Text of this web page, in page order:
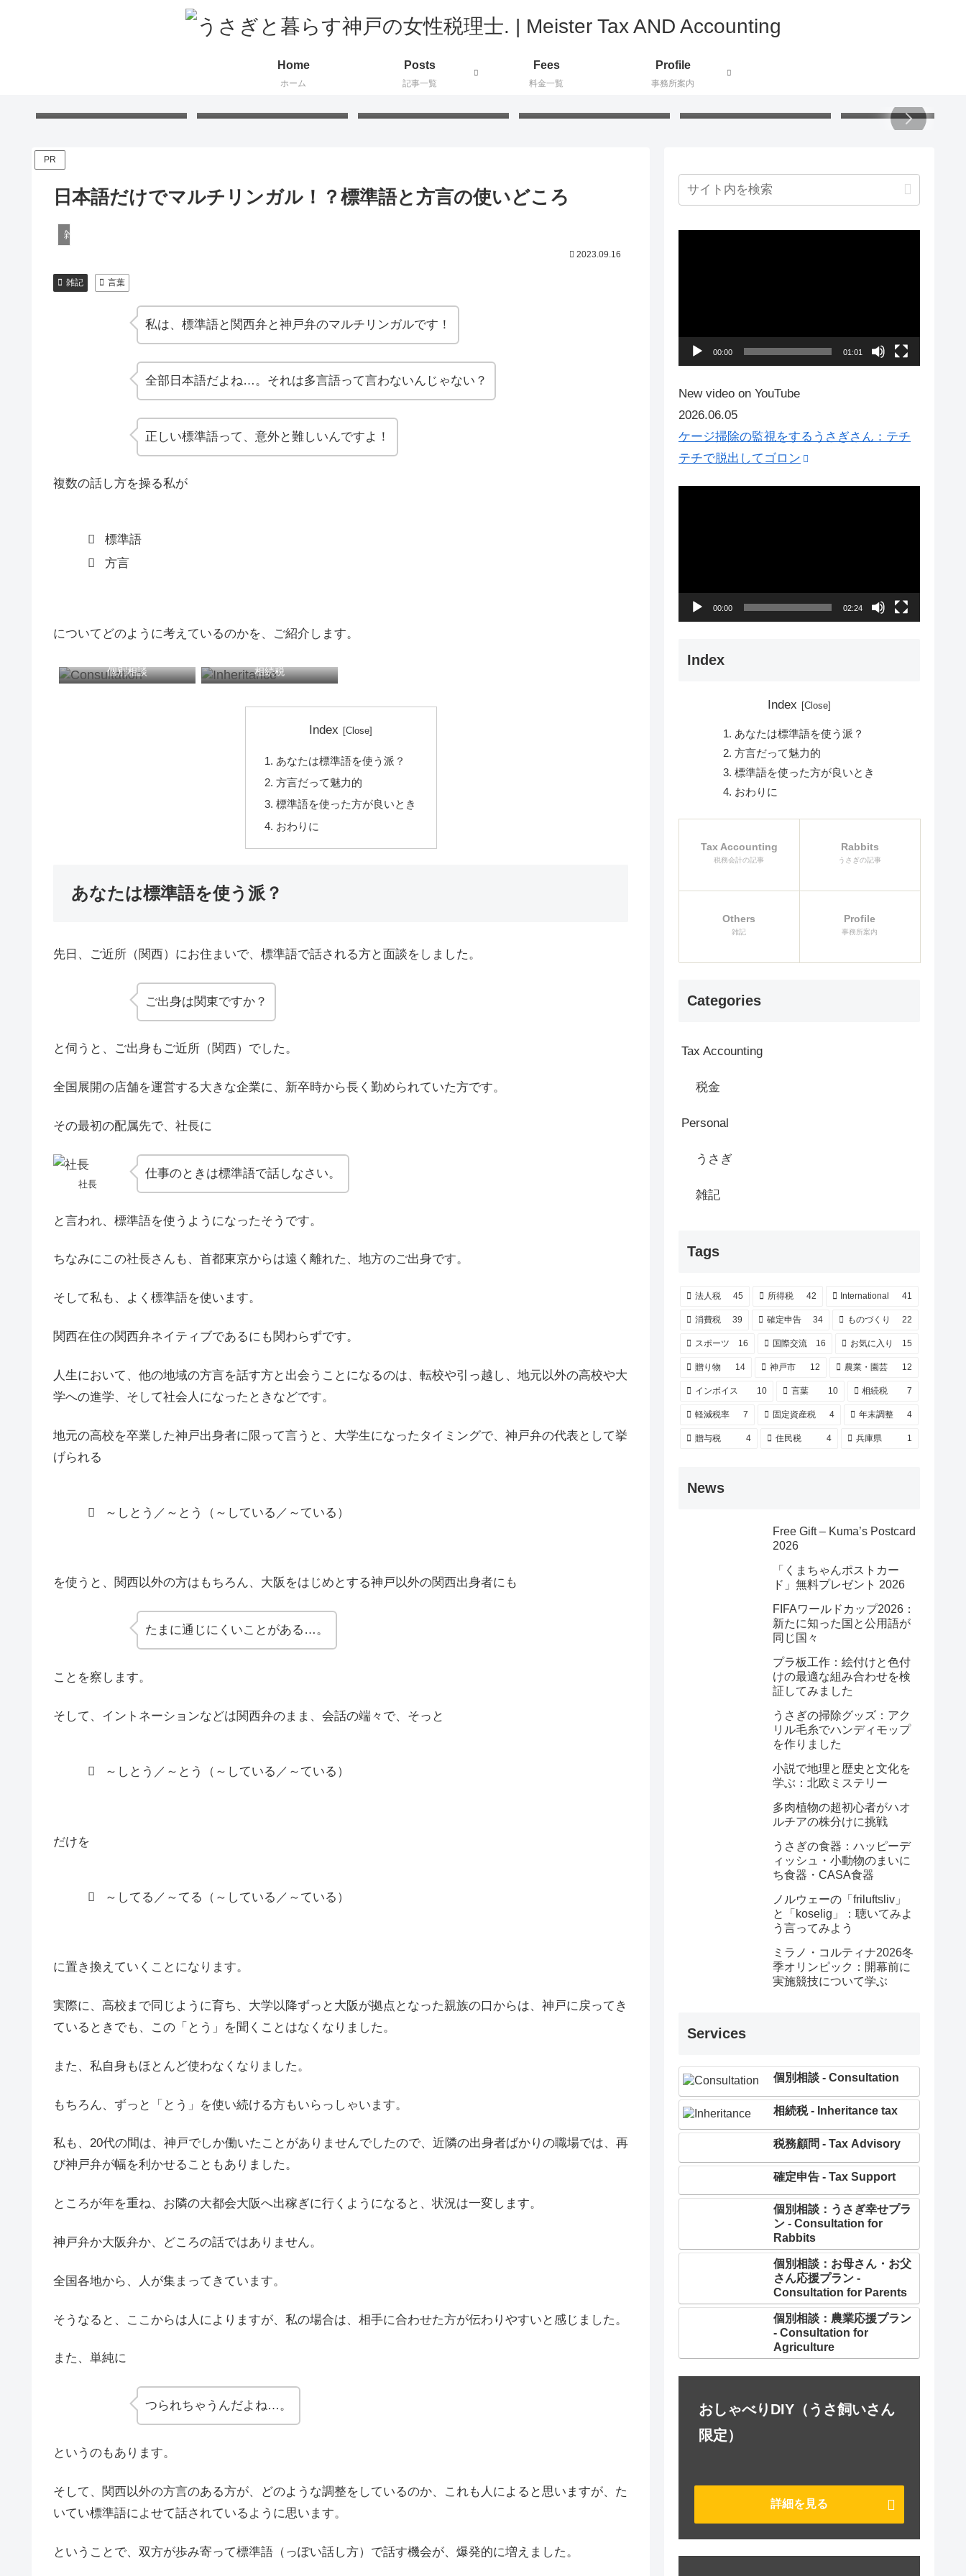
Home
ホーム
Posts
記事一覧
Fees
料金一覧
Profile
事務所案内
「くまちゃんポストカード」
FIFAワールドカップ2026：
じ国々
プラ板工作：絵付けと色付け
てみました
うさぎの掃除グッズ：アクリ
りました
PR
日本語だけでマルチリンガル！？標準語と方言の使いどころ
雑記
2023.09.16
雑記 言葉
私は、標準語と関西弁と神戸弁のマルチリンガルです！
全部日本語だよね…。それは多言語って言わないんじゃない？
正しい標準語って、意外と難しいんですよ！
複数の話し方を操る私が
標準語
方言
についてどのように考えているのかを、ご紹介します。
個別相談 相続税
Index
あなたは標準語を使う派？
方言だって魅力的
標準語を使った方が良いとき
おわりに
あなたは標準語を使う派？
先日、ご近所（関西）にお住まいで、標準語で話される方と面談をしました。
ご出身は関東ですか？
と伺うと、ご出身もご近所（関西）でした。
全国展開の店舗を運営する大きな企業に、新卒時から長く勤められていた方です。
その最初の配属先で、社長に
社長
仕事のときは標準語で話しなさい。
と言われ、標準語を使うようになったそうです。
ちなみにこの社長さんも、首都東京からは遠く離れた、地方のご出身です。
そして私も、よく標準語を使います。
関西在住の関西弁ネイティブであるにも関わらずです。
人生において、他の地域の方言を話す方と出会うことになるのは、転校や引っ越し、地元以外の高校や大
学への進学、そして社会人になったときなどです。
地元の高校を卒業した神戸出身者に限って言うと、大学生になったタイミングで、神戸弁の代表として挙
げられる
～しとう／～とう（～している／～ている）
を使うと、関西以外の方はもちろん、大阪をはじめとする神戸以外の関西出身者にも
たまに通じにくいことがある…。
ことを察します。
そして、イントネーションなどは関西弁のまま、会話の端々で、そっと
～しとう／～とう（～している／～ている）
だけを
～してる／～てる（～している／～ている）
に置き換えていくことになります。
実際に、高校まで同じように育ち、大学以降ずっと大阪が拠点となった親族の口からは、神戸に戻ってき
ているときでも、この「とう」を聞くことはなくなりました。
また、私自身もほとんど使わなくなりました。
もちろん、ずっと「とう」を使い続ける方もいらっしゃいます。
私も、20代の間は、神戸でしか働いたことがありませんでしたので、近隣の出身者ばかりの職場では、再
び神戸弁が幅を利かせることもありました。
ところが年を重ね、お隣の大都会大阪へ出稼ぎに行くようになると、状況は一変します。
神戸弁か大阪弁か、どころの話ではありません。
全国各地から、人が集まってきています。
そうなると、ここからは人によりますが、私の場合は、相手に合わせた方が伝わりやすいと感じました。
また、単純に
つられちゃうんだよね…。
というのもあります。
そして、関西以外の方言のある方が、どのような調整をしているのか、これも人によると思いますが、た
いてい標準語によせて話されているように思います。
ということで、双方が歩み寄って標準語（っぽい話し方）で話す機会が、爆発的に増えました。
ー
00:00 01:01
New video on YouTube
2026.06.05
ケージ掃除の監視をするうさぎさん：テチ
テチで脱出してゴロン
ー
00:00 02:24
Index
Index
あなたは標準語を使う派？
方言だって魅力的
標準語を使った方が良いとき
おわりに
Tax Accounting
税務会計の記事
Rabbits
うさぎの記事
Others
雑記
Profile
事務所案内
Categories
Tax Accounting
税金
Personal
うさぎ
雑記
Tags
法人税 45 所得税 42 International 41
消費税 39 確定申告 34 ものづくり 22
スポーツ 16 国際交流 16 お気に入り 15
贈り物 14 神戸市 12 農業・園芸 12
インボイス 10 言葉 10 相続税 7
軽減税率 7 固定資産税 4 年末調整 4
贈与税 4 住民税 4 兵庫県 1
News
Free Gift – Kuma’s Postcard
2026
「くまちゃんポストカー
ド」無料プレゼント 2026
FIFAワールドカップ2026：
新たに知った国と公用語が
同じ国々
プラ板工作：絵付けと色付
けの最適な組み合わせを検
証してみました
うさぎの掃除グッズ：アク
リル毛糸でハンディモップ
を作りました
小説で地理と歴史と文化を
学ぶ：北欧ミステリー
多肉植物の超初心者がハオ
ルチアの株分けに挑戦
うさぎの食器：ハッピーデ
ィッシュ・小動物のまいに
ち食器・CASA食器
ノルウェーの「friluftsliv」
と「koselig」：聴いてみよ
う言ってみよう
ミラノ・コルティナ2026冬
季オリンピック：開幕前に
実施競技について学ぶ
Services
個別相談 - Consultation
相続税 - Inheritance tax
税務顧問 - Tax Advisory
確定申告 - Tax Support
個別相談：うさぎ幸せプラ
ン - Consultation for
Rabbits
個別相談：お母さん・お父
さん応援プラン -
Consultation for Parents
個別相談：農業応援プラン
- Consultation for
Agriculture
おしゃべりDIY（うさ飼いさん
限定）
詳細を見る